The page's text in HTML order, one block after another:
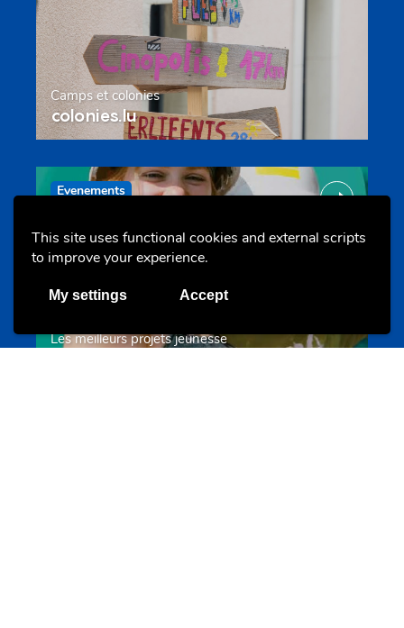
This site uses functional cookies and external scripts
to improve your experience.
My settings Accept
Camps et colonies
colonies.lu
Evenements
Les meilleurs projets jeunesse